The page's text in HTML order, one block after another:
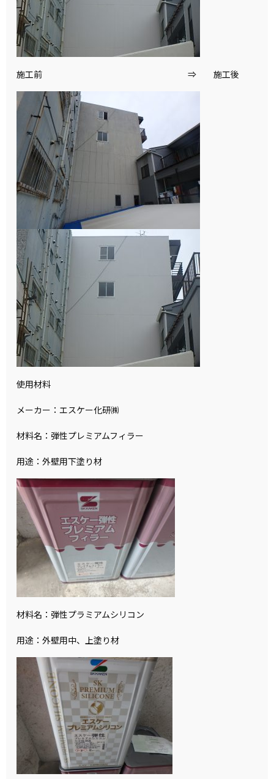
施工前 ⇒ 施工後
使用材料
メーカー：エスケー化研㈱
材料名：弾性プレミアムフィラー
用途：外壁用下塗り材
材料名：弾性プラミアムシリコン
用途：外壁用中、上塗り材